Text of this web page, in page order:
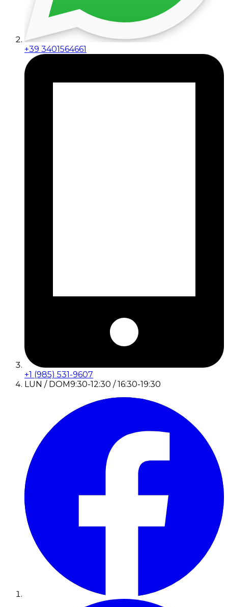
+39 3401564661
+1 (985) 531-9607
LUN / DOM9:30-12:30 / 16:30-19:30